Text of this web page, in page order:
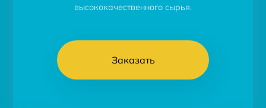
высококачественного сырья.
Заказать